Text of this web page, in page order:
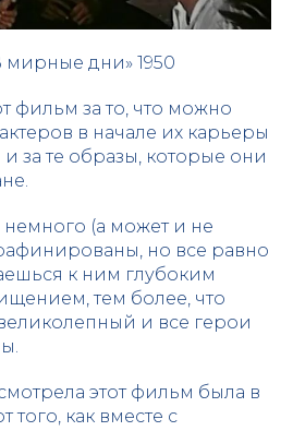
дни» 1950
фильм за то, что можно
в начале их карьеры
за те образы, которые они
(а может и не
но все равно
к ним глубоким
тем более, что
и все герои
этот фильм была в
того, как вместе с